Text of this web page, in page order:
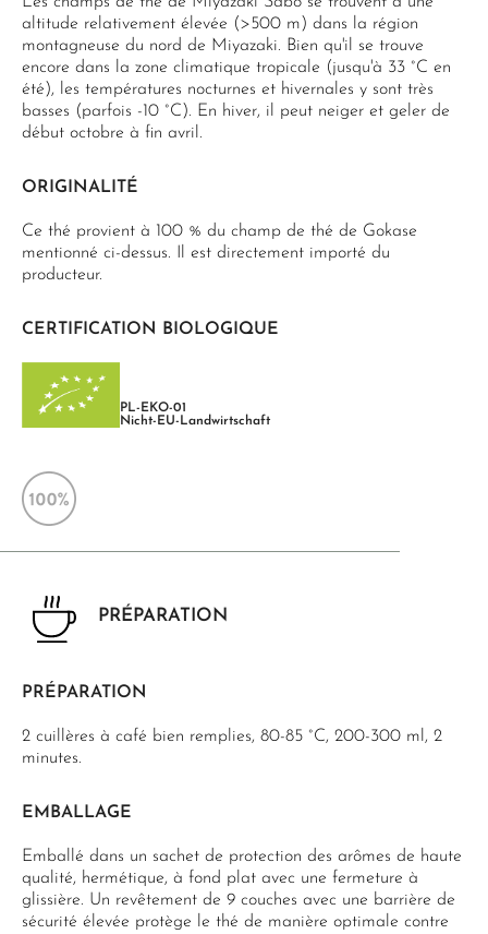
altitude relativement élevée (>500 m) dans la région
montagneuse du nord de Miyazaki. Bien qu'il se trouve
encore dans la zone climatique tropicale (jusqu'à 33 °C en
été), les températures nocturnes et hivernales y sont très
basses (parfois -10 °C). En hiver, il peut neiger et geler de
début octobre à fin avril.
ORIGINALITÉ
Ce thé provient à 100 % du champ de thé de Gokase
mentionné ci-dessus. Il est directement importé du
producteur.
CERTIFICATION BIOLOGIQUE
PL-EKO-01
Nicht-EU-Landwirtschaft
PRÉPARATION
PRÉPARATION
2 cuillères à café bien remplies, 80-85 °C, 200-300 ml, 2
minutes.
EMBALLAGE
Emballé dans un sachet de protection des arômes de haute
qualité, hermétique, à fond plat avec une fermeture à
glissière. Un revêtement de 9 couches avec une barrière de
sécurité élevée protège le thé de manière optimale contre